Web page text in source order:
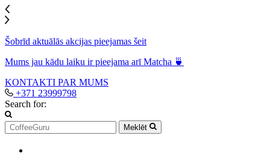
Šobrīd aktuālās akcijas pieejamas šeit
Mums jau kādu laiku ir pieejama arī Matcha 🍵
KONTAKTI PAR MUMS
+371 23999798
Search for:
Meklēt